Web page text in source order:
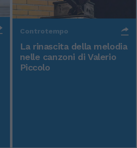
Controtempo
La rinascita della melodia
nelle canzoni di Valerio
Piccolo